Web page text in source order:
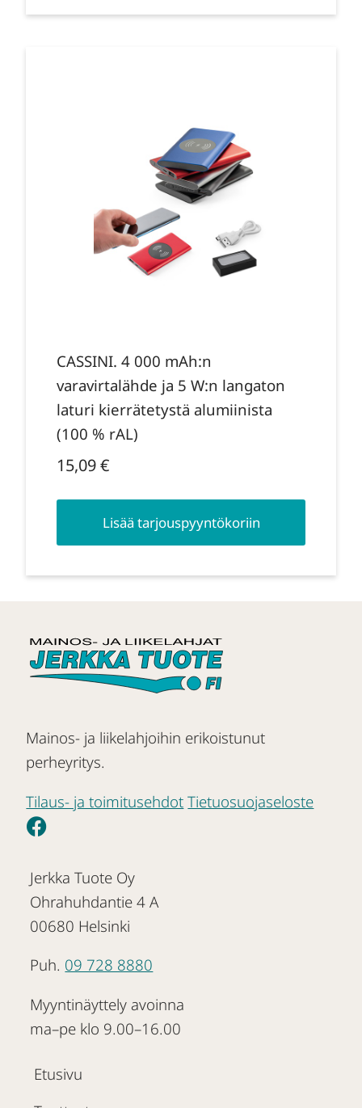
CASSINI. 4 000 mAh:n
varavirtalähde ja 5 W:n langaton
laturi kierrätetystä alumiinista
(100 % rAL)
15,09€
Lisää tarjouspyyntökoriin
Mainos- ja liikelahjoihin erikoistunut
perheyritys.
Tilaus- ja toimitusehdot Tietuosuojaseloste
Jerkka Tuote Oy
Ohrahuhdantie 4 A
00680 Helsinki
Puh. 09 728 8880
Myyntinäyttely avoinna
ma–pe klo 9.00–16.00
Etusivu